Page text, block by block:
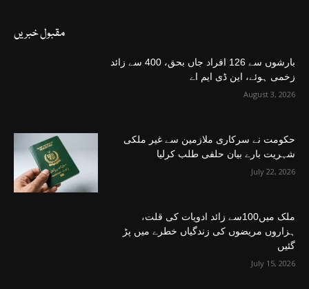
مقبول خبریں
بارشوں سے 126 افراد جاں بحق، 400 سے زائد
زخمی ہوئے، این ڈی ایم اے
August 3, 2026
حکومت نے سرکاری ملازمین سے غیر ملکی
شہریت بارے بیان حلفی طلب کرلیا
July 22, 2026
ملک میں100سے زائد ادویات کی قلت،
ہزاروں مریضوں کی زندگیاں خطرے میں پڑ
گئیں
July 15, 2026